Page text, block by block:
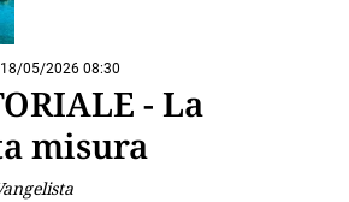
18/05/2026 08:30
- La
misura